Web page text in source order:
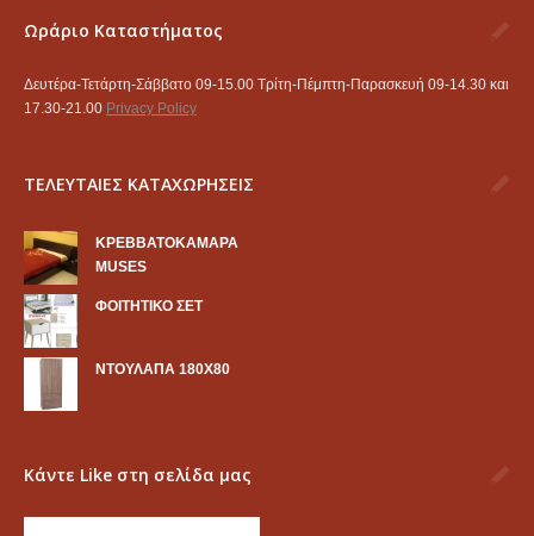
Ωράριο Καταστήματος
Δευτέρα-Τετάρτη-Σάββατο 09-15.00 Τρίτη-Πέμπτη-Παρασκευή 09-14.30 και
17.30-21.00 Privacy Policy
ΤΕΛΕΥΤΑΙΕΣ ΚΑΤΑΧΩΡΗΣΕΙΣ
KΡΕΒΒΑΤΟΚΑΜΑΡΑ
MUSES
ΦΟΙΤΗΤΙΚΟ ΣΕΤ
ΝΤΟΥΛΑΠΑ 180Χ80
Κάντε Like στη σελίδα μας